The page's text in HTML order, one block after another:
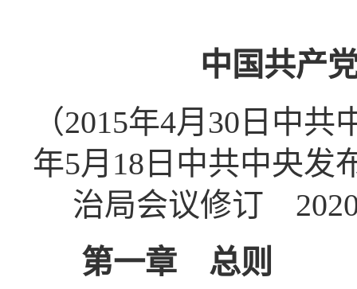
中国共产
（2015年4月30日中
年5月18日中共中央
治局会议修订
第一章 总则